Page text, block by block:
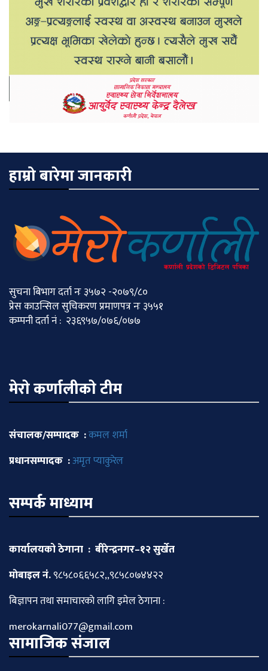
हाम्रो बारेमा जानकारी
सुचना बिभाग दर्ता नः ३५७२ -२०७९/८०
प्रेस काउन्सिल सुचिकरण प्रमाणपत्र नः ३५५१
कम्पनी दर्ता नं : २३६९५७/०७६/०७७
मेराे कर्णालीकाे टीम
संचालक/सम्पादक :कमल शर्मा
प्रधानसम्पादक :अमृत प्याकुरेल
सम्पर्क माध्याम
कार्यालयको ठेगाना : बीरेन्द्रनगर–१२ सुर्खेत
माेबाइल नं.९८५८०६६५८२,,९८५८०७४४२२
बिज्ञापन तथा समाचारकाे लागि इमेल ठेगाना :
merokarnali077@gmail.com
सामाजिक संजाल